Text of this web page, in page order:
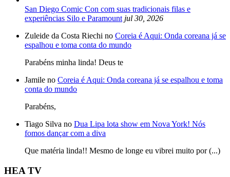
San Diego Comic Con com suas tradicionais filas e
experiências Silo e Paramount jul 30, 2026
Zuleide da Costa Riechi no Coreia é Aqui: Onda coreana já se
espalhou e toma conta do mundo
Parabéns minha linda! Deus te
Jamile no Coreia é Aqui: Onda coreana já se espalhou e toma
conta do mundo
Parabéns,
Tiago Silva no Dua Lipa lota show em Nova York! Nós
fomos dançar com a diva
Que matéria linda!! Mesmo de longe eu vibrei muito por (...)
HEA TV